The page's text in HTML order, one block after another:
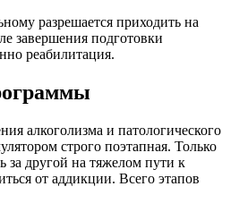
разрешается приходить на
завершения подготовки
реабилитация.
алкоголизма и патологического
строго поэтапная. Только
за другой на тяжелом пути к
от аддикции. Всего этапов